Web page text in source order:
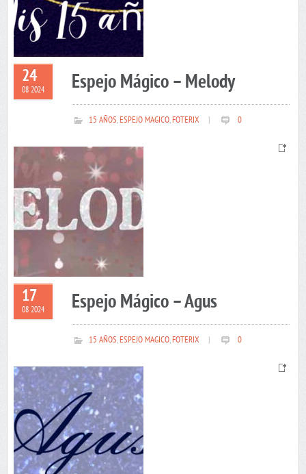
24
08 2024 Espejo Mágico – Melody
15 AÑOS,ESPEJO MAGICO,FOTERIX 0
17
08 2024 Espejo Mágico – Agus
15 AÑOS,ESPEJO MAGICO,FOTERIX 0